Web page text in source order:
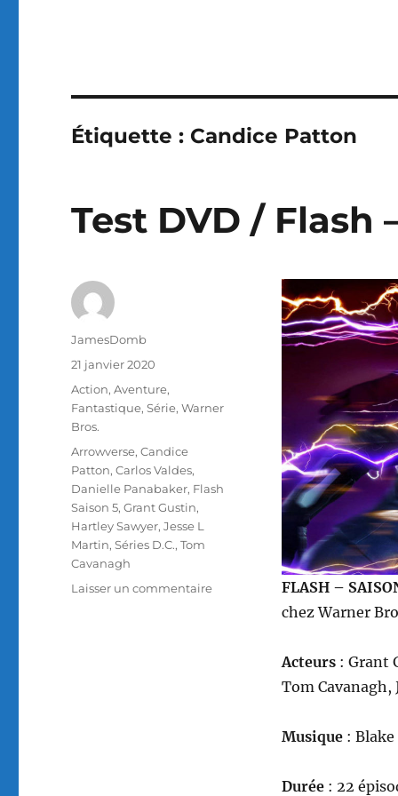
Étiquette : Candice Patton
Test DVD / Flash
FLASH –
chez Warner
Acteurs: Grant
Tom Cavanagh,
Musique :
Durée: 22
Auteur
JamesDomb
Publié
21 janvier 2020
Catégories
Action,Aventure,
Fantastique,Série,Warner
Bros.
Étiquettes
Arrowverse,Candice
Patton,Carlos Valdes,
Danielle Panabaker, Flash
Saison 5,Grant Gustin,
Hartley Sawyer,Jesse L
Martin,Séries D.C.,Tom
Cavanagh
Laisser un commentairesur